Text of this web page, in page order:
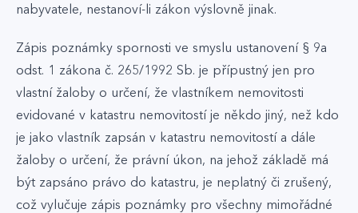
nabyvatele, nestanoví-li zákon výslovně jinak.
Zápis poznámky spornosti ve smyslu ustanovení § 9a
odst. 1 zákona č. 265/1992 Sb. je přípustný jen pro
vlastní žaloby o určení, že vlastníkem nemovitosti
evidované v katastru nemovitostí je někdo jiný, než kdo
je jako vlastník zapsán v katastru nemovitostí a dále
žaloby o určení, že právní úkon, na jehož základě má
být zapsáno právo do katastru, je neplatný či zrušený,
což vylučuje zápis poznámky pro všechny mimořádné